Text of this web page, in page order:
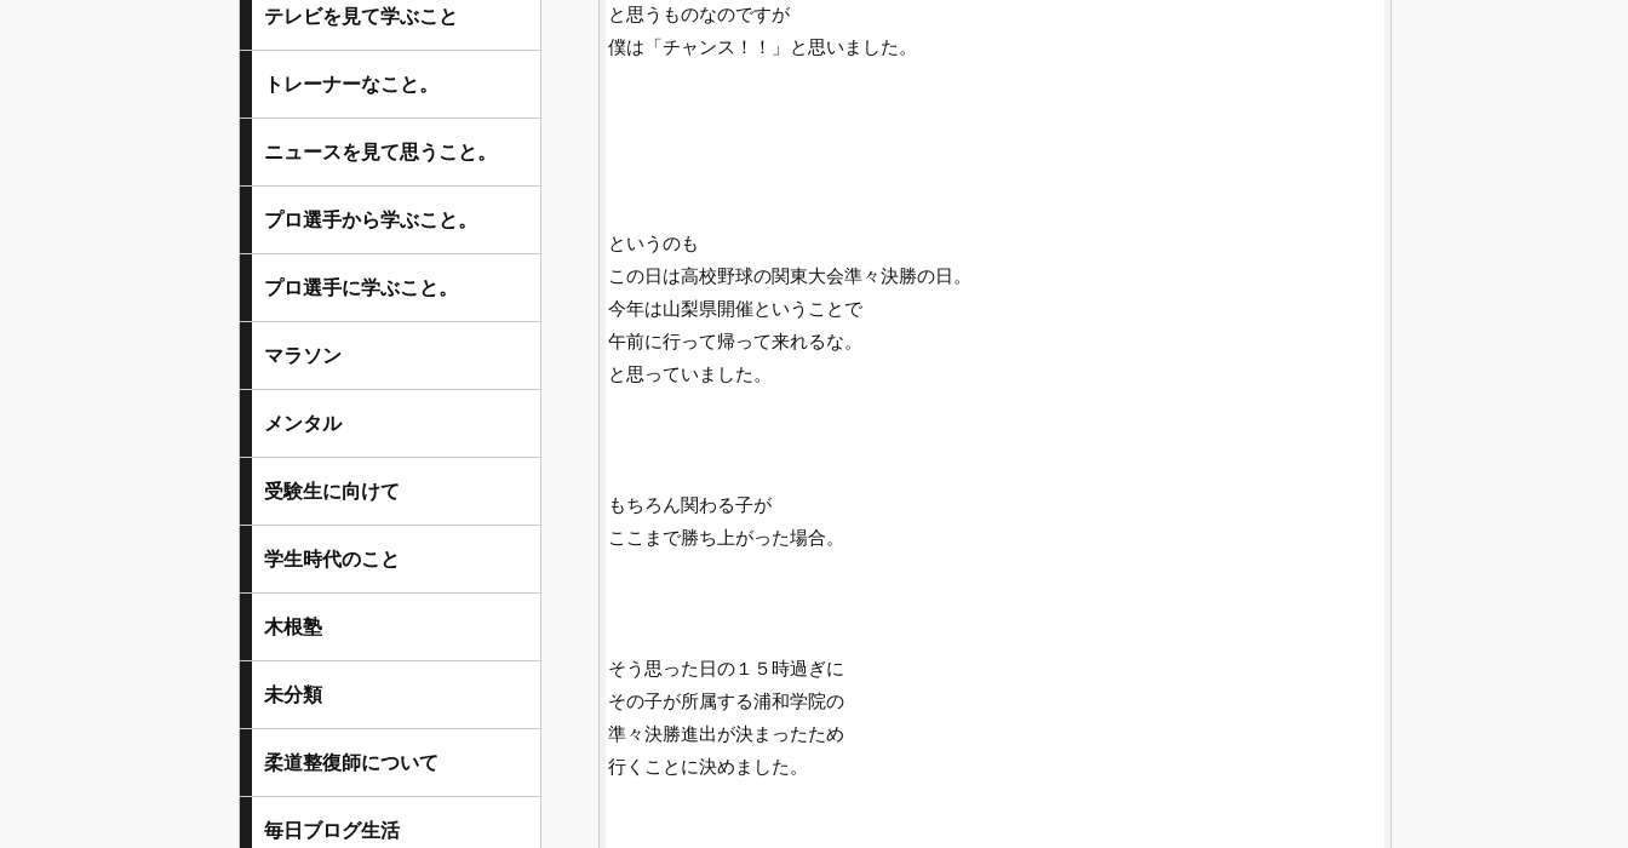
と思うものなのですが
僕は「チャンス！！」と思いました。
というのも
この日は高校野球の関東大会準々決勝の日。
今年は山梨県開催ということで
午前に行って帰って来れるな。
と思っていました。
もちろん関わる子が
ここまで勝ち上がった場合。
そう思った日の１５時過ぎに
その子が所属する浦和学院の
準々決勝進出が決まったため
行くことに決めました。
テレビを見て学ぶこと
トレーナーなこと。
ニュースを見て思うこと。
プロ選手から学ぶこと。
プロ選手に学ぶこと。
マラソン
メンタル
受験生に向けて
学生時代のこと
木根塾
未分類
柔道整復師について
毎日ブログ生活